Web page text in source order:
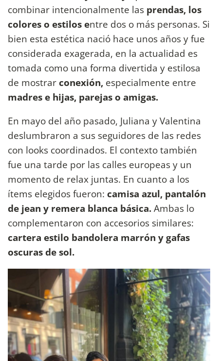
combinar intencionalmente las prendas, los
colores o estilos entre dos o más personas. Si
bien esta estética nació hace unos años y fue
considerada exagerada, en la actualidad es
tomada como una forma divertida y estilosa
de mostrar conexión, especialmente entre
madres e hijas, parejas o amigas.
En mayo del año pasado, Juliana y Valentina
deslumbraron a sus seguidores de las redes
con looks coordinados. El contexto también
fue una tarde por las calles europeas y un
momento de relax juntas. En cuanto a los
ítems elegidos fueron: camisa azul, pantalón
de jean y remera blanca básica.Ambas lo
complementaron con accesorios similares:
cartera estilo bandolera marrón y gafas
oscuras de sol.